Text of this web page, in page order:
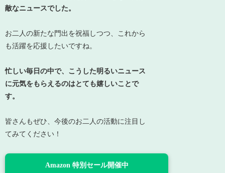
敵なニュースでした。
お二人の新たな門出を祝福しつつ、これから
も活躍を応援したいですね。
忙しい毎日の中で、こうした明るいニュース
に元気をもらえるのはとても嬉しいことで
す。
皆さんもぜひ、今後のお二人の活動に注目し
てみてください！
Amazon 特別セール開催中